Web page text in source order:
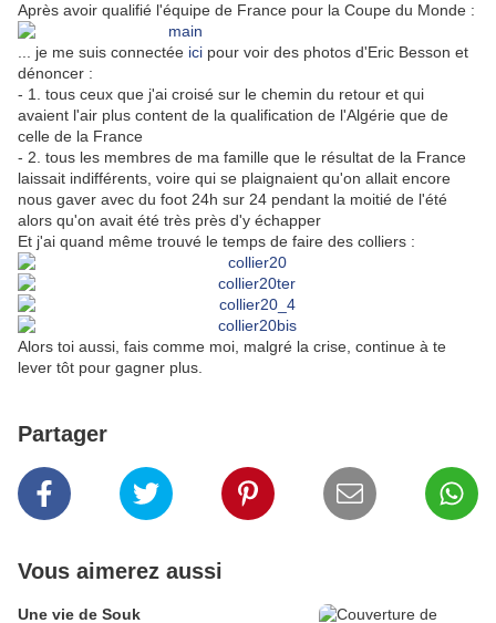
Après avoir qualifié l'équipe de France pour la Coupe du Monde :
... je me suis connectée ici pour voir des photos d'Eric Besson et
dénoncer :
- 1. tous ceux que j'ai croisé sur le chemin du retour et qui
avaient l'air plus content de la qualification de l'Algérie que de
celle de la France
- 2. tous les membres de ma famille que le résultat de la France
laissait indifférents, voire qui se plaignaient qu'on allait encore
nous gaver avec du foot 24h sur 24 pendant la moitié de l'été
alors qu'on avait été très près d'y échapper
Et j'ai quand même trouvé le temps de faire des colliers :
Alors toi aussi, fais comme moi, malgré la crise, continue à te
lever tôt pour gagner plus.
Partager
Vous aimerez aussi
Une vie de Souk